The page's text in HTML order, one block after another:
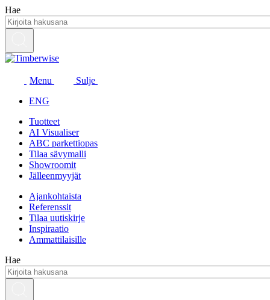
Siirry
sisältöön
Hae
Menu
Sulje
ENG
Tuotteet
AI Visualiser
ABC parkettiopas
Tilaa sävymalli
Showroomit
Jälleenmyyjät
Ajankohtaista
Referenssit
Tilaa uutiskirje
Inspiraatio
Ammattilaisille
Hae